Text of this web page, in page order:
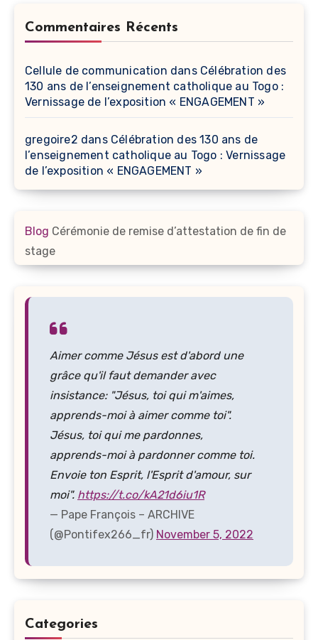
Commentaires Récents
Cellule de communication dans Célébration des
130 ans de l’enseignement catholique au Togo :
Vernissage de l’exposition « ENGAGEMENT »
gregoire2 dans Célébration des 130 ans de
l’enseignement catholique au Togo : Vernissage
de l’exposition « ENGAGEMENT »
Blog Cérémonie de remise d’attestation de fin de
stage
Aimer comme Jésus est d'abord une
grâce qu'il faut demander avec
insistance: "Jésus, toi qui m'aimes,
apprends-moi à aimer comme toi".
Jésus, toi qui me pardonnes,
apprends-moi à pardonner comme toi.
Envoie ton Esprit, l'Esprit d'amour, sur
moi". https://t.co/kA21d6iu1R
— Pape François – ARCHIVE
(@Pontifex266_fr) November 5, 2022
Categories